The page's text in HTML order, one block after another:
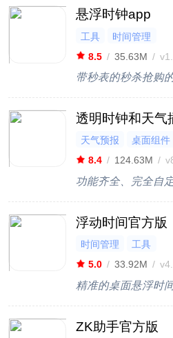
悬浮时钟app
工具
时间管理
8.5 / 35.63M /
带秒表的秒杀抢购
透明时钟和天气
天气预报
桌面组件
8.4 / 124.63M /
浮动时间官方版
时间管理
工具
5.0 / 33.92M /
精准的桌面悬浮时
ZK助手官方版